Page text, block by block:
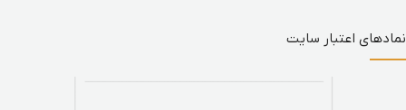
نمادهای اعتبار سایت